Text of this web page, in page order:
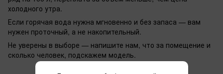
холодного утра.
Если горячая вода нужна мгновенно и без запаса — вам
нужен проточный, а не накопительный.
Не уверены в выборе — напишите нам, что за помещение и
сколько человек, подскажем модель.